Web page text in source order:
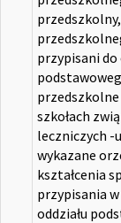
przypisani do
przedszkolne
szkołach
leczniczych -
wykazane
kształcenia
przypisania
oddziału